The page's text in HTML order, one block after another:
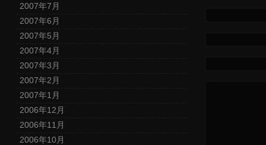
2007年7月
2007年6月
2007年5月
2007年4月
2007年3月
2007年2月
2007年1月
2006年12月
2006年11月
2006年10月